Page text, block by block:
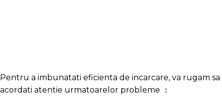
Pentru a imbunatati eficienta de incarcare, va rugam sa
acordati atentie urmatoarelor probleme ：